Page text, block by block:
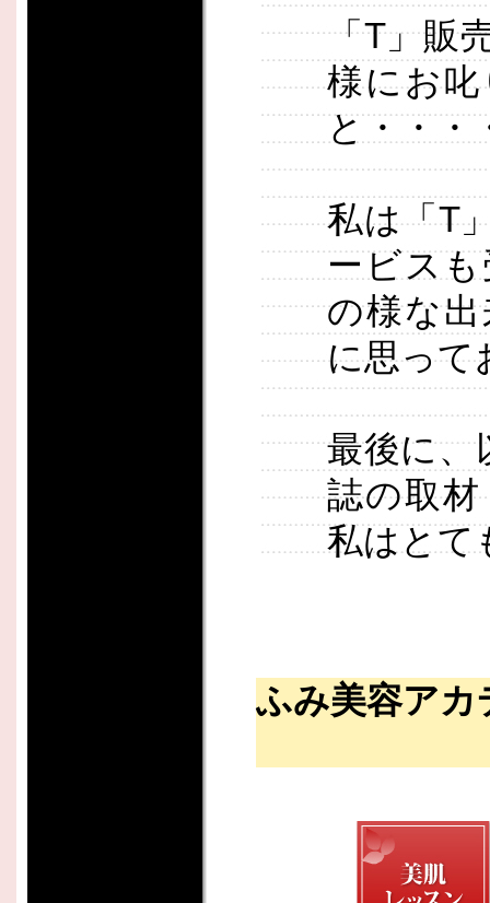
「T」販
様にお
と・・・
私は「T
ービス
の様な
に思って
最後に、
誌の取
私はとて
ふみ美容アカ